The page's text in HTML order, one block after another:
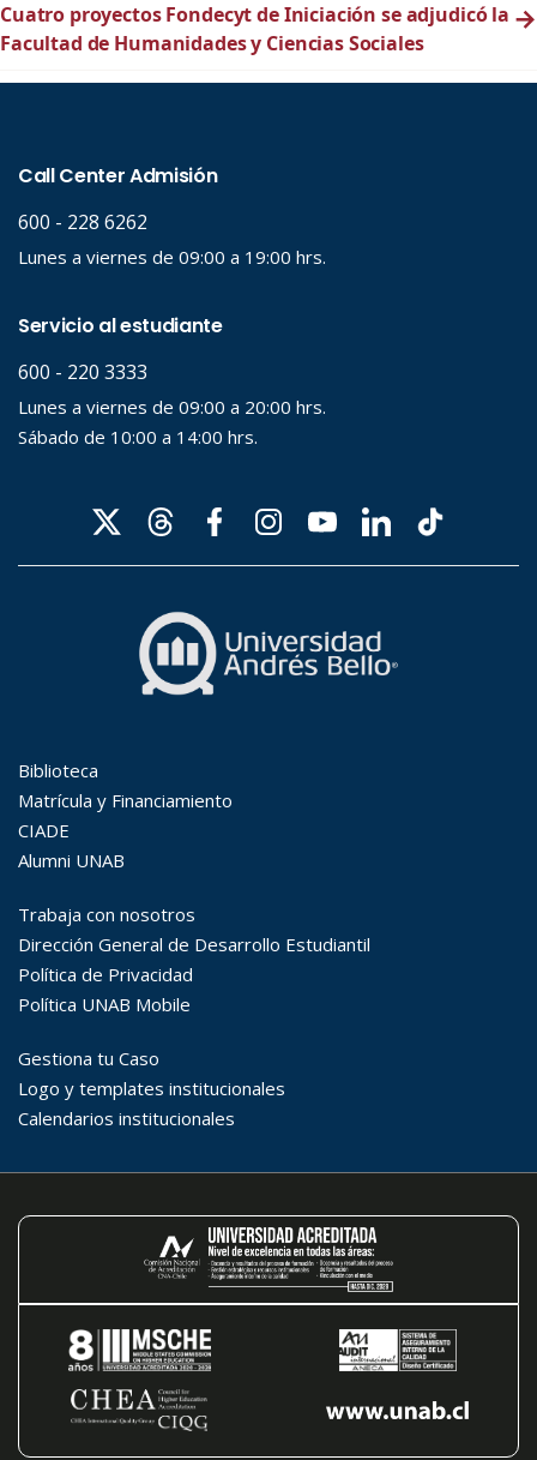
Cuatro proyectos Fondecyt de Iniciación se adjudicó la
Facultad de Humanidades y Ciencias Sociales
→